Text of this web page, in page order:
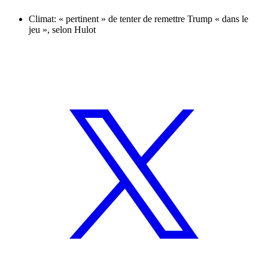
Climat: « pertinent » de tenter de remettre Trump « dans le
jeu », selon Hulot